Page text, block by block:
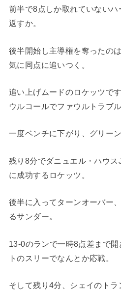
前半で8点しか取れていないハ
返すか。
後半開始し主導権を奪ったの
気に同点に追いつく。
追い上げムードのロケッツで
ウルコールでファウルトラブル
一度ベンチに下がり、グリー
残り8分でダニュエル・ハウ
に成功するロケッツ。
後半に入ってターンオーバー
るサンダー。
13-0のランで一時8点差まで
トのスリーでなんとか応戦。
そして残り4分、シェイのト